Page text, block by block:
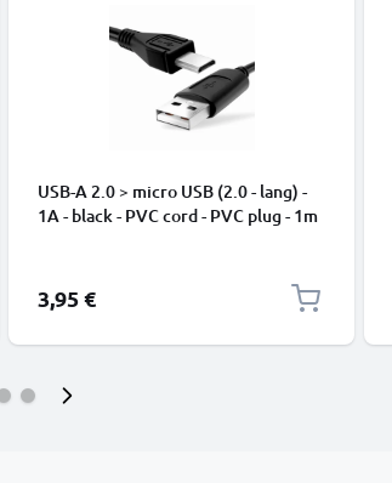
USB-A 2.0 > micro USB (2.0 - lang) -
1A - black - PVC cord - PVC plug - 1m
3,95 €